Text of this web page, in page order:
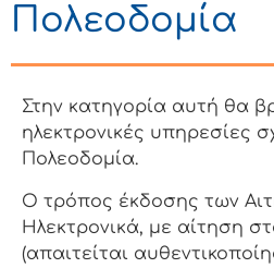
Πολεοδομία
Στην κατηγορία αυτή θα
ηλεκτρονικές υπηρεσίες
Πολεοδομία.
Ο τρόπος έκδοσης των
Ηλεκτρονικά, με αίτηση
(απαιτείται